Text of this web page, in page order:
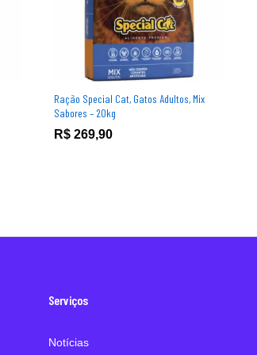
Ração Special Cat, Gatos Adultos, Mix
Sabores – 20kg
R$ 269,90
Serviços
Notícias